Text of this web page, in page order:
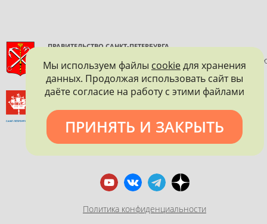
ПРАВИТЕЛЬСТВО САНКТ-ПЕТЕРБУРГА
КОМИТЕТ ПО ГОСУДАРСТВЕННОМУ КОНТРОЛЮ,
И ОХРАНЕ ПАМЯТНИКОВ ИСТОРИИ И КУЛЬТУРЫ
ВСЕРОССИЙСКОЕ ОБЩЕСТВО ОХРАНЫ ПАМЯТНИКОВ
Политика конфиденциальности
Мы используем файлы cookieдля хранения
данных. Продолжая использовать сайт вы
даёте согласие на работу с этими файлами
ПРИНЯТЬ И ЗАКРЫТЬ